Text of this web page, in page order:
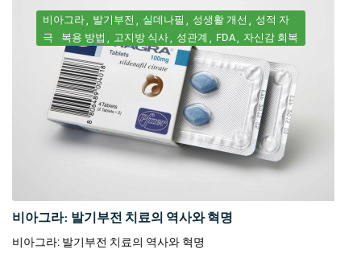
비아그라 발기부전 실데나필 성생활 개선
성적 자
극
복용 방법 고지방 식사 성관계 FDA 자신감 회복
비아그라: 발기부전 치료의 역사와 혁명
비아그라: 발기부전 치료의 역사와 혁명